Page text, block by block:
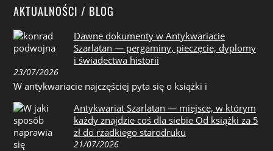
AKTUALNOŚCI / BLOG
Dawne dokumenty w Antykwariacie
Szarlatan — pergaminy, pieczęcie, dyplomy
i świadectwa historii
23/07/2026
W antykwariacie najczęściej pyta się o książki i
Antykwariat Szarlatan — miejsce, w którym
każdy znajdzie coś dla siebie Od książki za 5
zł do rzadkiego starodruku
21/07/2026